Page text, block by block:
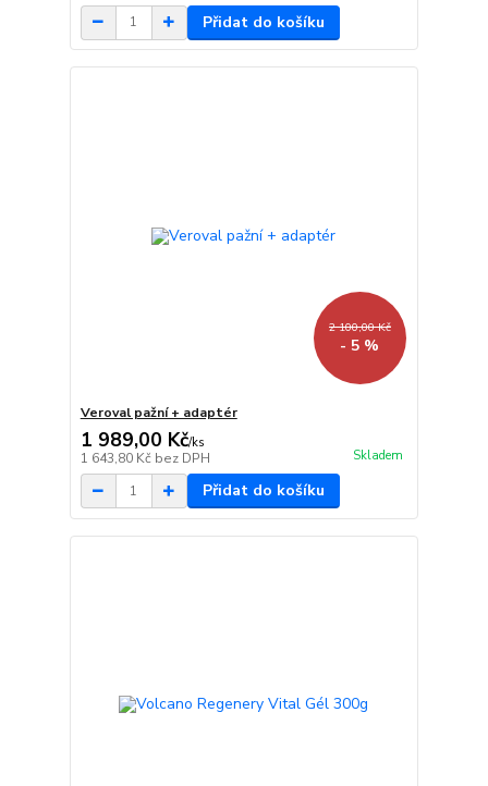
Přidat do košíku
2 100,00 Kč
- 5 %
Veroval pažní + adaptér
1 989,00 Kč/ks
1 643,80 Kč bez DPH Skladem
Přidat do košíku